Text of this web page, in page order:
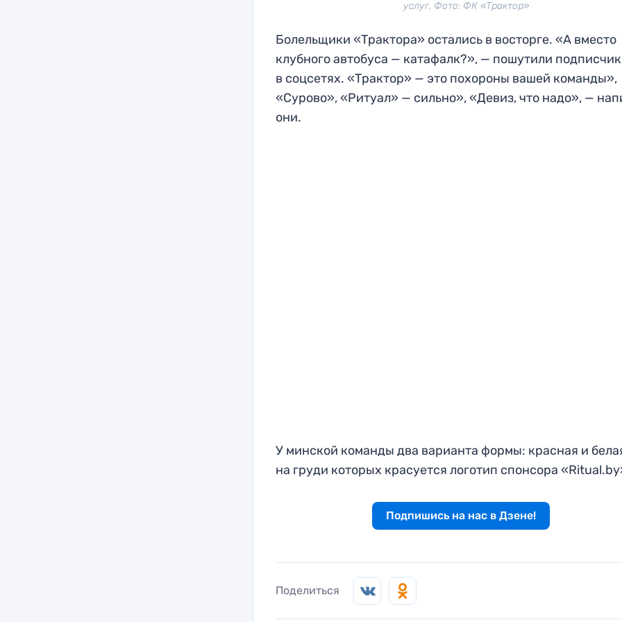
услуг. Фото: ФК «Трактор»
Болельщики «Трактора» остались в восторге. «А вместо
клубного автобуса — катафалк?», — пошутили
в соцсетях. «Трактор» — это похороны вашей команды»,
«Сурово», «Ритуал» — сильно», «Девиз, что надо», —
они.
У минской команды два варианта формы: красная и
на груди которых красуется логотип спонсора
Подпишись на нас в Дзене!
Поделиться